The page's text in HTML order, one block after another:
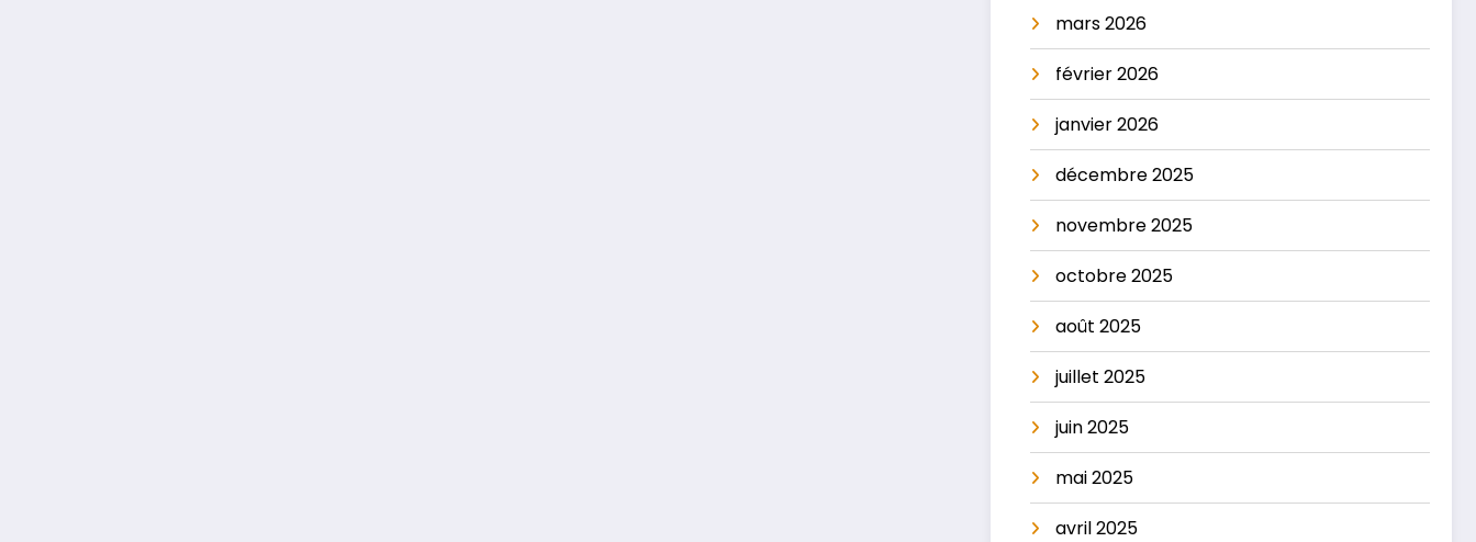
mars 2026
février 2026
janvier 2026
décembre 2025
novembre 2025
octobre 2025
août 2025
juillet 2025
juin 2025
mai 2025
avril 2025